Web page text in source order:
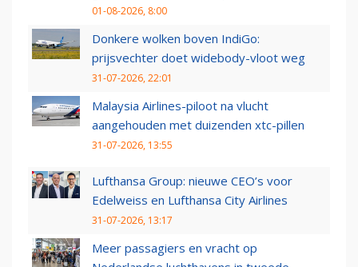
01-08-2026, 8:00
Donkere wolken boven IndiGo:
prijsvechter doet widebody-vloot weg
31-07-2026, 22:01
Malaysia Airlines-piloot na vlucht
aangehouden met duizenden xtc-pillen
31-07-2026, 13:55
Lufthansa Group: nieuwe CEO’s voor
Edelweiss en Lufthansa City Airlines
31-07-2026, 13:17
Meer passagiers en vracht op